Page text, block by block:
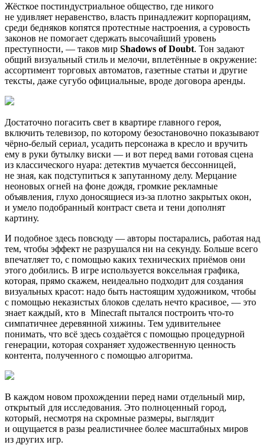
Жёсткое постиндустриальное общество, где никого
не удивляет неравенство, власть принадлежит корпорациям,
среди бедняков копятся протестные настроения, а суровость
законов не помогает сдержать высочайший уровень
преступности, — таков мир Shadows of Doubt. Тон задают
общий визуальный стиль и мелочи, вплетённые в окружение:
ассортимент торговых автоматов, газетные статьи и другие
тексты, даже сугубо официальные, вроде договора аренды.
Достаточно погасить свет в квартире главного героя,
включить телевизор, по которому безостановочно показывают
чёрно-белый сериал, усадить персонажа в кресло и вручить
ему в руки бутылку виски — и вот перед вами готовая сцена
из классического нуара: детектив мучается бессонницей,
не зная, как подступиться к запутанному делу. Мерцание
неоновых огней на фоне дождя, громкие рекламные
объявления, глухо доносящиеся из-за плотно закрытых окон,
и умело подобранный контраст света и тени дополнят
картину.
И подобное здесь повсюду — авторы постарались, работая над
тем, чтобы эффект не разрушался ни на секунду. Больше всего
впечатляет то, с помощью каких технических приёмов они
этого добились. В игре используется воксельная графика,
которая, прямо скажем, неидеально подходит для создания
визуальных красот: надо быть настоящим художником, чтобы
с помощью неказистых блоков сделать нечто красивое, — это
знает каждый, кто в Minecraft пытался построить что-то
симпатичнее деревянной хижины. Тем удивительнее
понимать, что всё здесь создаётся с помощью процедурной
генерации, которая сохраняет художественную ценность
контента, полученного с помощью алгоритма.
В каждом новом прохождении перед нами отдельный мир,
открытый для исследования. Это полноценный город,
который, несмотря на скромные размеры, выглядит
и ощущается в разы реалистичнее более масштабных миров
из других игр.